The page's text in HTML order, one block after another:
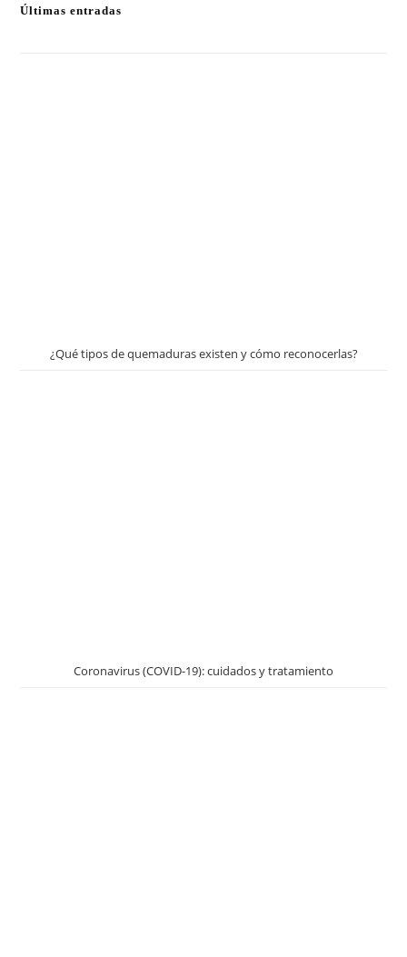
Últimas entradas
¿Qué tipos de quemaduras existen y cómo reconocerlas?
Coronavirus (COVID-19): cuidados y tratamiento